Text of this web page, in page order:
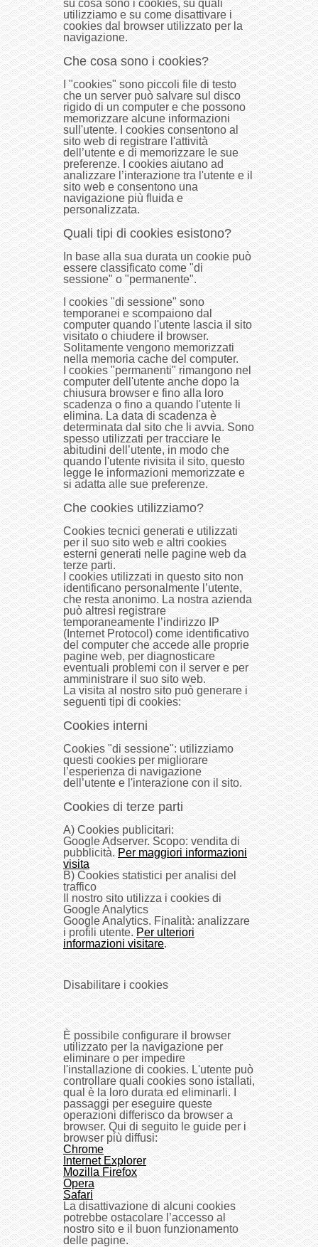
su cosa sono i cookies, su quali
utilizziamo e su come disattivare i
cookies dal browser utilizzato per la
navigazione.
Che cosa sono i cookies?
I "cookies" sono piccoli file di testo
che un server può salvare sul disco
rigido di un computer e che possono
memorizzare alcune informazioni
sull'utente. I cookies consentono al
sito web di registrare l'attività
dell’utente e di memorizzare le sue
preferenze. I cookies aiutano ad
analizzare l’interazione tra l'utente e il
sito web e consentono una
navigazione più fluida e
personalizzata.
Quali tipi di cookies esistono?
In base alla sua durata un cookie può
essere classificato come "di
sessione" o "permanente".
I cookies "di sessione" sono
temporanei e scompaiono dal
computer quando l'utente lascia il sito
visitato o chiudere il browser.
Solitamente vengono memorizzati
nella memoria cache del computer.
I cookies "permanenti" rimangono nel
computer dell'utente anche dopo la
chiusura browser e fino alla loro
scadenza o fino a quando l'utente li
elimina. La data di scadenza è
determinata dal sito che li avvia. Sono
spesso utilizzati per tracciare le
abitudini dell’utente, in modo che
quando l'utente rivisita il sito, questo
legge le informazioni memorizzate e
si adatta alle sue preferenze.
Che cookies utilizziamo?
Cookies tecnici generati e utilizzati
per il suo sito web e altri cookies
esterni generati nelle pagine web da
terze parti.
I cookies utilizzati in questo sito non
identificano personalmente l’utente,
che resta anonimo. La nostra azienda
può altresì registrare
temporaneamente l’indirizzo IP
(Internet Protocol) come identificativo
del computer che accede alle proprie
pagine web, per diagnosticare
eventuali problemi con il server e per
amministrare il suo sito web.
La visita al nostro sito può generare i
seguenti tipi di cookies:
Cookies interni
Cookies "di sessione": utilizziamo
questi cookies per migliorare
l’esperienza di navigazione
dell’utente e l'interazione con il sito.
Cookies di terze parti
A) Cookies publicitari:
Google Adserver. Scopo: vendita di
pubblicità.Per maggiori informazioni
visita
B) Cookies statistici per analisi del
traffico
Il nostro sito utilizza i cookies di
Google Analytics
Google Analytics. Finalità: analizzare
i profili utente.Per ulteriori
informazioni visitare.
Disabilitare i cookies
È possibile configurare il browser
utilizzato per la navigazione per
eliminare o per impedire
l'installazione di cookies. L'utente può
controllare quali cookies sono istallati,
qual è la loro durata ed eliminarli. I
passaggi per eseguire queste
operazioni differisco da browser a
browser. Qui di seguito le guide per i
browser più diffusi:
Chrome
Internet Explorer
Mozilla Firefox
Opera
Safari
La disattivazione di alcuni cookies
potrebbe ostacolare l’accesso al
nostro sito e il buon funzionamento
delle pagine.